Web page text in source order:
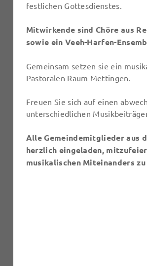
festlichen Gottesdienstes.
Mitwirkende sind Chöre aus
sowie ein Veeh-Harfen-
Gemeinsam setzen sie ein
Pastoralen Raum Mettingen.
Freuen Sie sich auf einen
unterschiedlichen
Alle Gemeindemitglieder aus
herzlich eingeladen,
musikalischen Miteinanders